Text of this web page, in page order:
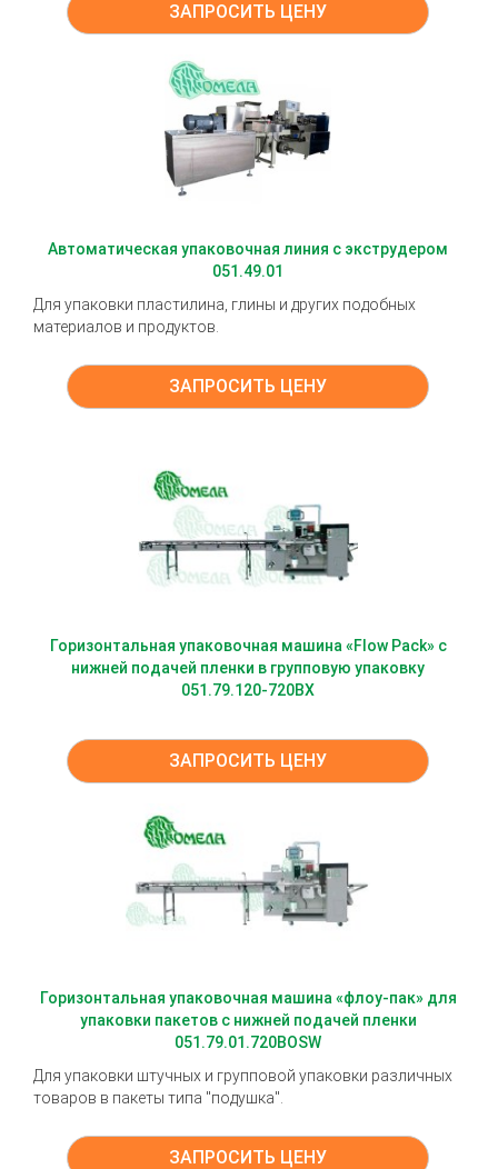
ЗАПРОСИТЬ ЦЕНУ
Автоматическая упаковочная линия с экструдером
051.49.01
Для упаковки пластилина, глины и других подобных
материалов и продуктов.
ЗАПРОСИТЬ ЦЕНУ
Горизонтальная упаковочная машина «Flow Pack» с
нижней подачей пленки в групповую упаковку
051.79.120-720BX
ЗАПРОСИТЬ ЦЕНУ
Горизонтальная упаковочная машина «флоу-пак» для
упаковки пакетов с нижней подачей пленки
051.79.01.720BOSW
Для упаковки штучных и групповой упаковки различных
товаров в пакеты типа "подушка".
ЗАПРОСИТЬ ЦЕНУ